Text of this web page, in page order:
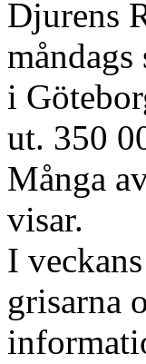
Djurens
i
ut. 350
Många
visar.
I
grisarna